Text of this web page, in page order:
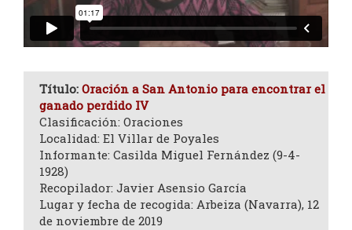
Título: Oración a San Antonio para encontrar el
ganado perdido IV
Clasificación: Oraciones
Localidad: El Villar de Poyales
Informante: Casilda Miguel Fernández (9-4-
1928)
Recopilador: Javier Asensio García
Lugar y fecha de recogida: Arbeiza (Navarra), 12
de noviembre de 2019